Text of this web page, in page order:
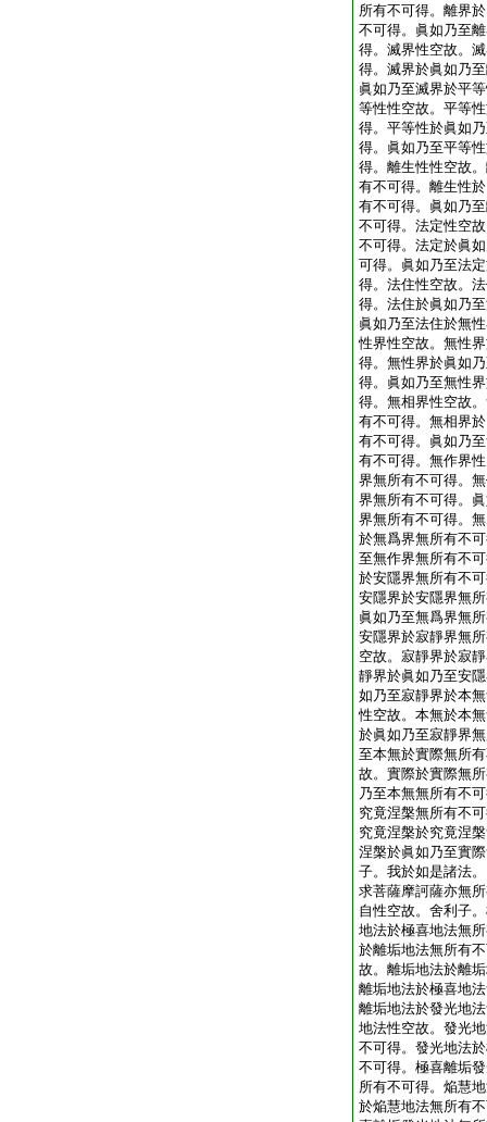
所有不可得。離界
不可得。眞如乃至
得。滅界性空故。
得。滅界於眞如乃
眞如乃至滅界於平
等性性空故。平等
得。平等性於眞如
得。眞如乃至平等
得。離生性性空故
有不可得。離生性
有不可得。眞如乃
不可得。法定性空
不可得。法定於眞
可得。眞如乃至法
得。法住性空故。
得。法住於眞如乃
眞如乃至法住於無
性界性空故。無性
得。無性界於眞如
得。眞如乃至無性
得。無相界性空故
有不可得。無相界
有不可得。眞如乃
有不可得。無作界
界無所有不可得。
界無所有不可得。
界無所有不可得。
於無爲界無所有不
至無作界無所有不
於安隱界無所有不
安隱界於安隱界無
眞如乃至無爲界無
安隱界於寂靜界無
空故。寂靜界於寂
靜界於眞如乃至安
如乃至寂靜界於本
性空故。本無於本
於眞如乃至寂靜界
至本無於實際無所
故。實際於實際無
乃至本無無所有不
究竟涅槃無所有不
究竟涅槃於究竟涅
涅槃於眞如乃至實
子。我於如是諸法
求菩薩摩訶薩亦無
自性空故。舍利子
地法於極喜地法無
於離垢地法無所有
故。離垢地法於離
離垢地法於極喜地
離垢地法於發光地
地法性空故。發光
不可得。發光地法
不可得。極喜離垢
所有不可得。焔慧
於焔慧地法無所有